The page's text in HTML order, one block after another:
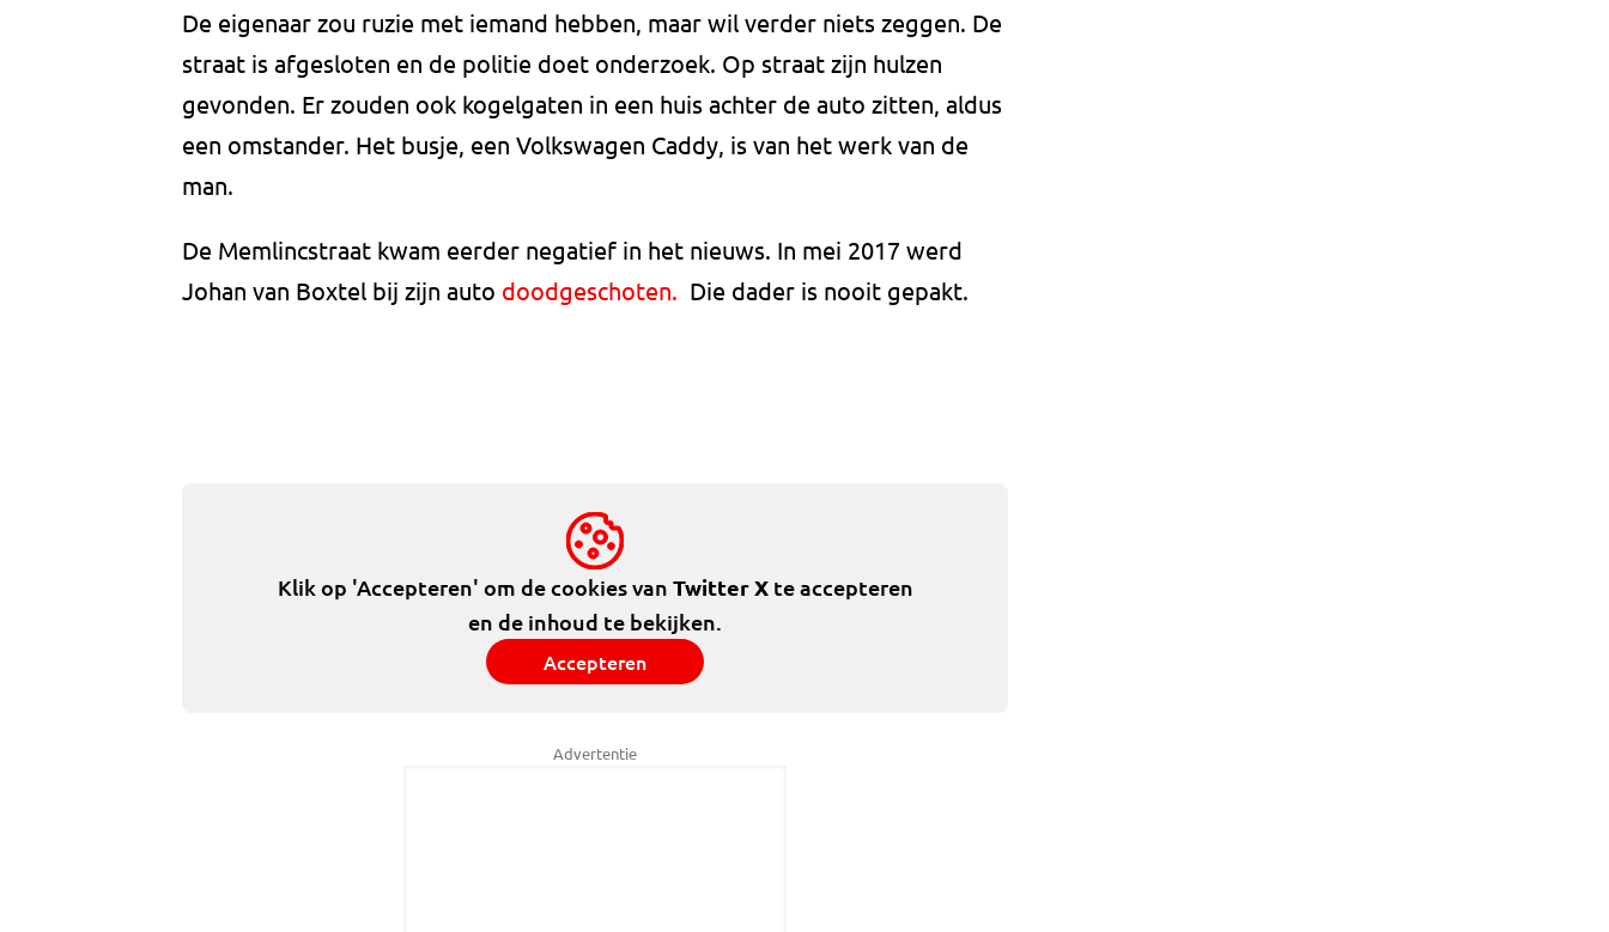
De eigenaar zou ruzie met iemand hebben, maar wil verder niets zeggen. De
straat is afgesloten en de politie doet onderzoek. Op straat zijn hulzen
gevonden. Er zouden ook kogelgaten in een huis achter de auto zitten, aldus
een omstander. Het busje, een Volkswagen Caddy, is van het werk van de
man.
De Memlincstraat kwam eerder negatief in het nieuws. In mei 2017 werd
Johan van Boxtel bij zijn auto doodgeschoten. Die dader is nooit gepakt.
Klik op 'Accepteren' om de cookies van Twitter Xte accepteren
en de inhoud te bekijken.
Accepteren
Advertentie